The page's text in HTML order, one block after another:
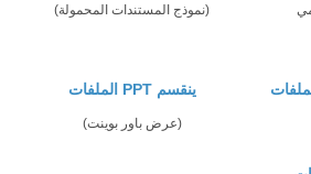
(نموذج المستندات المحمولة)
ينقسم PPT الملفات
(عرض باور بوينت)